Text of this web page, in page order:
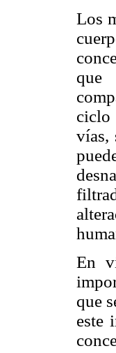
Los
que
ciclo
vías,
En
que
este